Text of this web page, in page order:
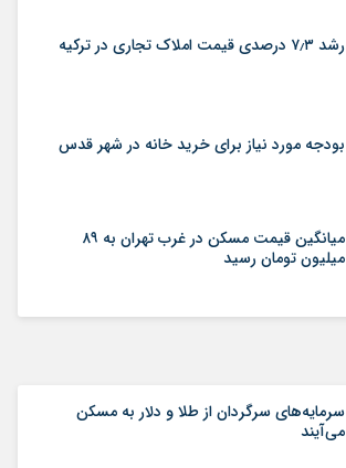
رشد ۷٫۳ درصدی قیمت‌ املاک تجاری در ترکیه
بودجه مورد نیاز برای خرید خانه در شهر قدس
میانگین قیمت مسکن در غرب تهران به ۸۹
میلیون تومان رسید
سرمایه‌های سرگردان از طلا و دلار به مسکن
می‌آیند